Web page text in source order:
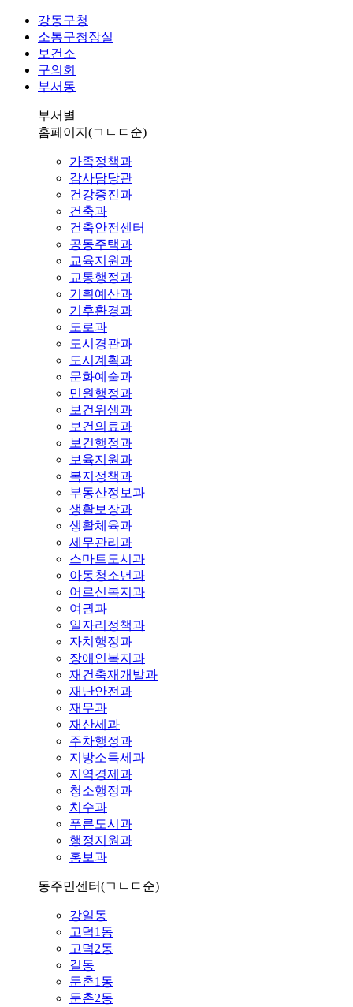
강동구청
소통구청장실
보건소
구의회
부서동
부서별
홈페이지 (ㄱㄴㄷ순)
가족정책과
감사담당관
건강증진과
건축과
건축안전센터
공동주택과
교육지원과
교통행정과
기획예산과
기후환경과
도로과
도시경관과
도시계획과
문화예술과
민원행정과
보건위생과
보건의료과
보건행정과
보육지원과
복지정책과
부동산정보과
생활보장과
생활체육과
세무관리과
스마트도시과
아동청소년과
어르신복지과
여권과
일자리정책과
자치행정과
장애인복지과
재건축재개발과
재난안전과
재무과
재산세과
주차행정과
지방소득세과
지역경제과
청소행정과
치수과
푸른도시과
행정지원과
홍보과
동주민센터(ㄱㄴㄷ순)
강일동
고덕1동
고덕2동
길동
둔촌1동
둔촌2동